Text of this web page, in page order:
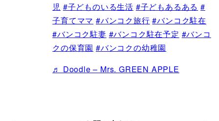
児 #子どものいる生活 #子どもあるある #
子育てママ #バンコク旅行 #バンコク駐在
#バンコク駐妻 #バンコク駐在予定 #バンコ
クの保育園 #バンコクの幼稚園
♬ Doodle – Mrs. GREEN APPLE